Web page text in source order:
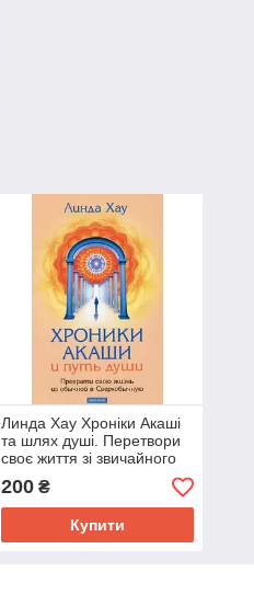
Линда Хау Хроніки Акаші
та шлях душі. Перетвори
своє життя зі звичайного
на Надзвичайну. Майка
Хау.
200₴
Купити